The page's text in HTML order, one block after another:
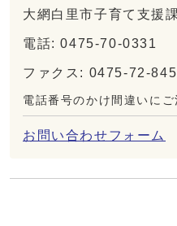
大網白里市子育て支援
電話: 0475-70-0331
ファクス: 0475-72-
電話番号のかけ間違いにご
お問い合わせフォーム